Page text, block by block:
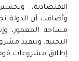
الاقتصادية،
وأضافت أن الدولة
مساحة المعمور،
التحتية، وتنفيذ
إطلاق مشروعات